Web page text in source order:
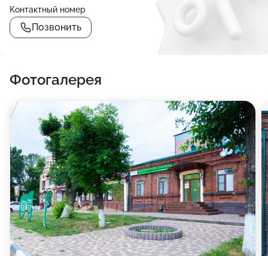
Контактный номер
Позвонить
Фотогалерея